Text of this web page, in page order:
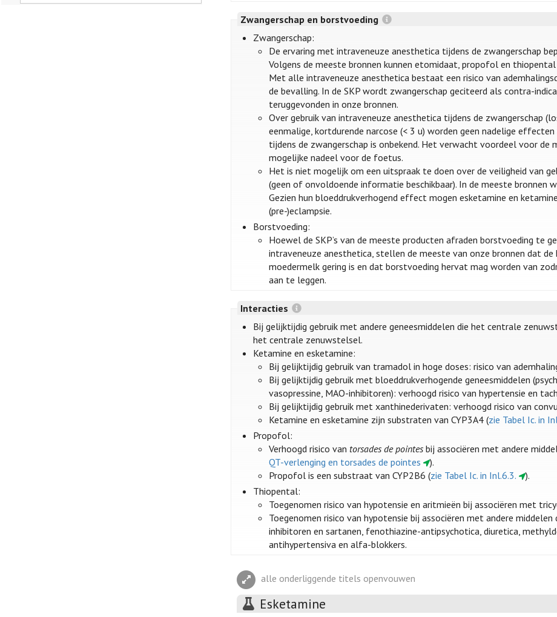
Zwangerschap en borstvoeding
Zwangerschap:
De ervaring met intraveneuze anesthetica tijdens de zwangerschap
Volgens de meeste bronnen kunnen etomidaat, propofol en
Met alle intraveneuze anesthetica bestaat een risico van
de bevalling. In de SKP wordt zwangerschap geciteerd als contra-
teruggevonden in onze bronnen.
Over gebruik van intraveneuze anesthetica tijdens de zwangerschap
eenmalige, kortdurende narcose (< 3 u) worden geen nadelige
tijdens de zwangerschap is onbekend. Het verwacht voordeel voor
mogelijke nadeel voor de foetus.
Het is niet mogelijk om een uitspraak te doen over de veiligheid van
(geen of onvoldoende informatie beschikbaar). In de meeste bronnen
Gezien hun bloeddrukverhogend effect mogen esketamine en
(pre-)eclampsie.
Borstvoeding:
Hoewel de SKP’s van de meeste producten afraden borstvoeding te
intraveneuze anesthetica, stellen de meeste van onze bronnen dat
moedermelk gering is en dat borstvoeding hervat mag worden van
aan te leggen.
Interacties
Bij gelijktijdig gebruik met andere geneesmiddelen die het centrale
het centrale zenuwstelsel.
Ketamine en esketamine:
Bij gelijktijdig gebruik van tramadol in hoge doses: risico van
Bij gelijktijdig gebruik met bloeddrukverhogende geneesmiddelen
vasopressine, MAO-inhibitoren): verhoogd risico van hypertensie en
Bij gelijktijdig gebruik met xanthinederivaten: verhoogd risico van
Ketamine en esketamine zijn substraten van CYP3A4 (zie Tabel Ic. in
Propofol:
Verhoogd risico van torsades de pointes bij associëren met andere
QT-verlenging en torsades de pointes
).
Propofol is een substraat van CYP2B6 (zie Tabel Ic. in Inl.6.3.
).
Thiopental:
Toegenomen risico van hypotensie en aritmieën bij associëren met
Toegenomen risico van hypotensie bij associëren met andere
inhibitoren en sartanen, fenothiazine-antipsychotica, diuretica,
antihypertensiva en alfa-blokkers.
alle onderliggende titels openvouwen
Esketamine